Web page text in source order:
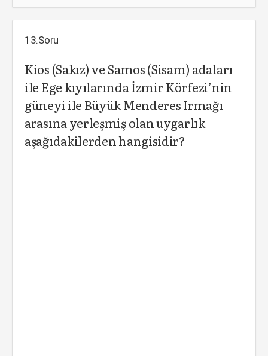
13.Soru
Kios (Sakız) ve Samos (Sisam) adaları
ile Ege kıyılarında İzmir Körfezi’nin
güneyi ile Büyük Menderes Irmağı
arasına yerleşmiş olan uygarlık
aşağıdakilerden hangisidir?